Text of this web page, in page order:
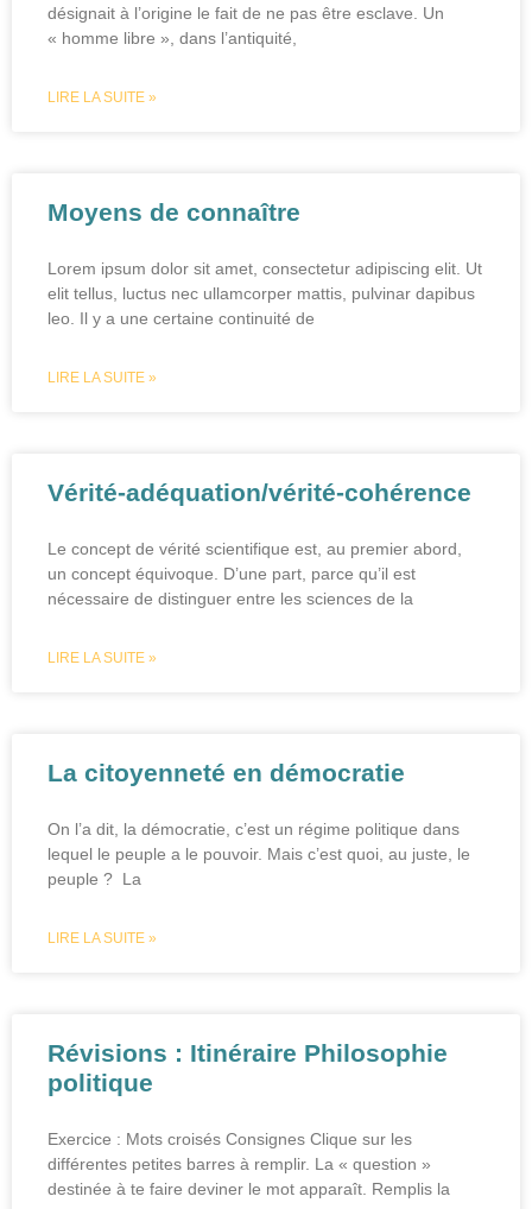
désignait à l’origine le fait de ne pas être esclave. Un
« homme libre », dans l’antiquité,
LIRE LA SUITE »
Moyens de connaître
Lorem ipsum dolor sit amet, consectetur adipiscing elit. Ut
elit tellus, luctus nec ullamcorper mattis, pulvinar dapibus
leo. Il y a une certaine continuité de
LIRE LA SUITE »
Vérité-adéquation/vérité-cohérence
Le concept de vérité scientifique est, au premier abord,
un concept équivoque. D’une part, parce qu’il est
nécessaire de distinguer entre les sciences de la
LIRE LA SUITE »
La citoyenneté en démocratie
On l’a dit, la démocratie, c’est un régime politique dans
lequel le peuple a le pouvoir. Mais c’est quoi, au juste, le
peuple ? La
LIRE LA SUITE »
Révisions : Itinéraire Philosophie
politique
Exercice : Mots croisés Consignes Clique sur les
différentes petites barres à remplir. La « question »
destinée à te faire deviner le mot apparaît. Remplis la